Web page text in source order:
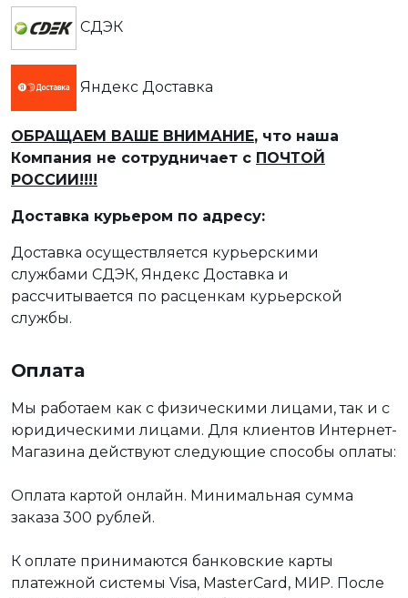
СДЭК
Яндекс Доставка
ОБРАЩАЕМ ВАШЕ ВНИМАНИЕ, что наша
Компания не сотрудничает с ПОЧТОЙ
РОССИИ!!!!
Доставка курьером по адресу:
Доставка осуществляется курьерскими
службами СДЭК, Яндекс Доставка и
рассчитывается по расценкам курьерской
службы.
Оплата
Мы работаем как с физическими лицами, так и с
юридическими лицами. Для клиентов Интернет-
Магазина действуют следующие способы оплаты:
Оплата картой онлайн. Минимальная сумма
заказа 300 рублей.
К оплате принимаются банковские карты
платежной системы Visa, MasterCard, МИР. После